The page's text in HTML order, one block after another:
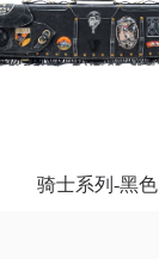
骑士系列-黑色